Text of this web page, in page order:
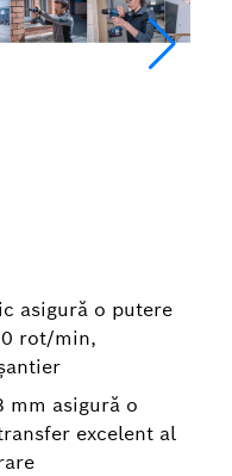
asigură o putere
rot/min,
mm asigură o
excelent al